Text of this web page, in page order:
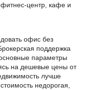
центр, кафе и
офис без
поддержка
параметры
на дешевые цены от
лучше
недорогая,